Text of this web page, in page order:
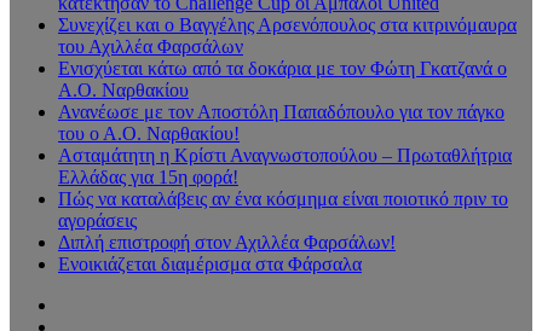
Συνεχίζει και ο Βαγγέλης Αρσενόπουλος στα κιτρινόμαυρα
του Αχιλλέα Φαρσάλων
Ενισχύεται κάτω από τα δοκάρια με τον Φώτη Γκατζανά ο
Α.Ο. Ναρθακίου
Ανανέωσε με τον Αποστόλη Παπαδόπουλο για τον πάγκο
του ο Α.Ο. Ναρθακίου!
Ασταμάτητη η Κρίστι Αναγνωστοπούλου – Πρωταθλήτρια
Ελλάδας για 15η φορά!
Πώς να καταλάβεις αν ένα κόσμημα είναι ποιοτικό πριν το
αγοράσεις
Διπλή επιστροφή στον Αχιλλέα Φαρσάλων!
Ενοικιάζεται διαμέρισμα στα Φάρσαλα